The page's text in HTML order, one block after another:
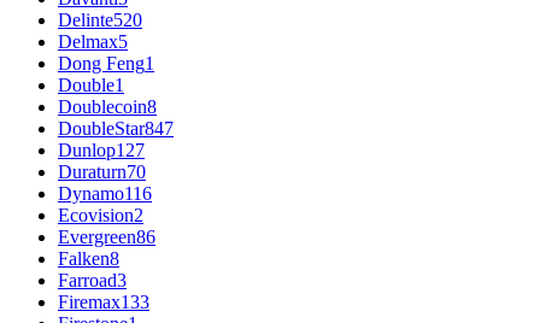
Delinte520
Delmax5
Dong Feng1
Double1
Doublecoin8
DoubleStar847
Dunlop127
Duraturn70
Dynamo116
Ecovision2
Evergreen86
Falken8
Farroad3
Firemax133